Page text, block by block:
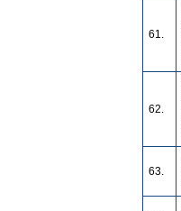
61.
62.
63.